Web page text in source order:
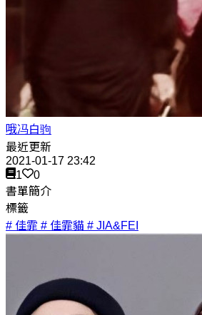
哦冯白驹
最近更新
2021-01-17 23:42
1
0
書單簡介
標籤
# 佳霏 # 佳霏貓 # JIA&FEI